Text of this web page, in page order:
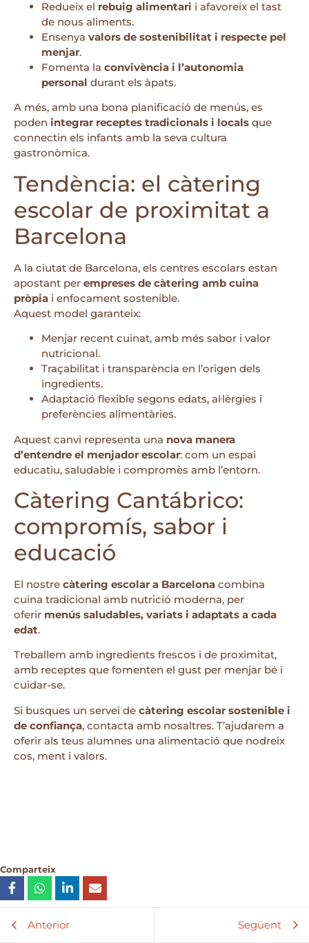
Redueix el rebuig alimentari i afavoreix el tast
de nous aliments.
Ensenya valors de sostenibilitat i respecte pel
menjar.
Fomenta la convivència i l’autonomia
personal durant els àpats.
A més, amb una bona planificació de menús, es
poden integrar receptes tradicionals i locals que
connectin els infants amb la seva cultura
gastronòmica.
Tendència: el càtering
escolar de proximitat a
Barcelona
A la ciutat de Barcelona, els centres escolars estan
apostant per empreses de càtering amb cuina
pròpia i enfocament sostenible.
Aquest model garanteix:
Menjar recent cuinat, amb més sabor i valor
nutricional.
Traçabilitat i transparència en l’origen dels
ingredients.
Adaptació flexible segons edats, al·lèrgies i
preferències alimentàries.
Aquest canvi representa una nova manera
d’entendre el menjador escolar: com un espai
educatiu, saludable i compromès amb l’entorn.
Càtering Cantábrico:
compromís, sabor i
educació
El nostre càtering escolar a Barcelona combina
cuina tradicional amb nutrició moderna, per
oferir menús saludables, variats i adaptats a cada
edat.
Treballem amb ingredients frescos i de proximitat,
amb receptes que fomenten el gust per menjar bé i
cuidar-se.
Si busques un servei de càtering escolar sostenible i
de confiança, contacta amb nosaltres. T’ajudarem a
oferir als teus alumnes una alimentació que nodreix
cos, ment i valors.
Comparteix
Anterior Següent